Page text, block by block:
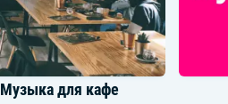
Timmy Trumpet
Музыка для кафе